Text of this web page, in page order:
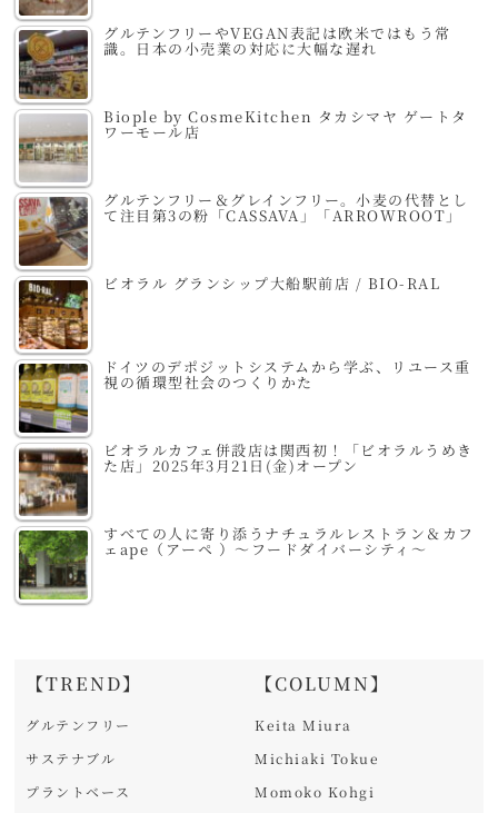
グルテンフリーやVEGAN表記は欧米ではもう常
識。日本の小売業の対応に大幅な遅れ
Biople by CosmeKitchen タカシマヤ ゲートタ
ワーモール店
グルテンフリー＆グレインフリー。小麦の代替とし
て注目第3の粉「CASSAVA」「ARROWROOT」
ビオラル グランシップ大船駅前店 / BIO-RAL
ドイツのデポジットシステムから学ぶ、リユース重
視の循環型社会のつくりかた
ビオラルカフェ併設店は関西初！「ビオラルうめき
た店」2025年3月21日(金)オープン
すべての人に寄り添うナチュラルレストラン＆カフ
ェape（アーペ ）～フードダイバーシティ～
【TREND】
グルテンフリー
サステナブル
プラントベース
【COLUMN】
Keita Miura
Michiaki Tokue
Momoko Kohgi